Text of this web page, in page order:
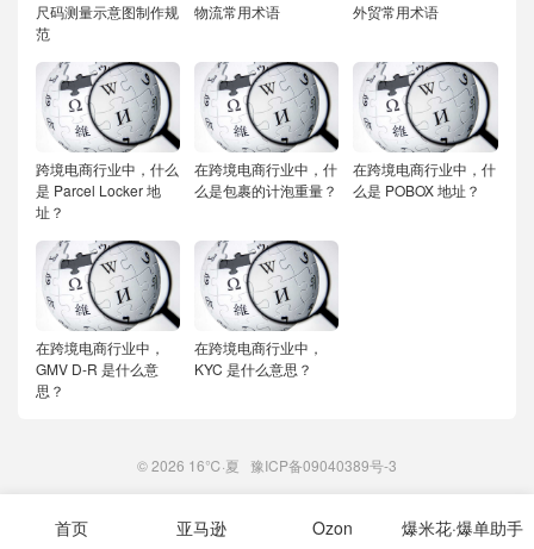
尺码测量示意图制作规
范
物流常用术语 外贸常用术语
跨境电商行业中，什么
是 Parcel Locker 地
址？
在跨境电商行业中，什
么是包裹的计泡重量？
在跨境电商行业中，什
么是 POBOX 地址？
在跨境电商行业中，
GMV D-R 是什么意
思？
在跨境电商行业中，
KYC 是什么意思？
© 2026 16℃·夏 豫ICP备09040389号-3
首页 亚马逊 Ozon 爆米花·爆单助手